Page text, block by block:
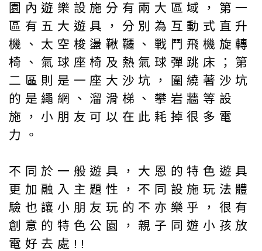
園內遊樂設施分有兩大區域，第一
區有五大遊具，分別為互動式直升
機、太空梭盪鞦韆、戰鬥飛機旋轉
椅、氣球座椅及熱氣球彈跳床；第
二區則是一座大沙坑，圍繞著沙坑
的是繩網、溜滑梯、攀岩牆等設
施，小朋友可以在此耗掉很多電
力。
不同於一般遊具，大恩的特色遊具
更加融入主題性，不同設施玩法體
驗也讓小朋友玩的不亦樂乎，很有
創意的特色公園，親子同遊小孩放
電好去處!!